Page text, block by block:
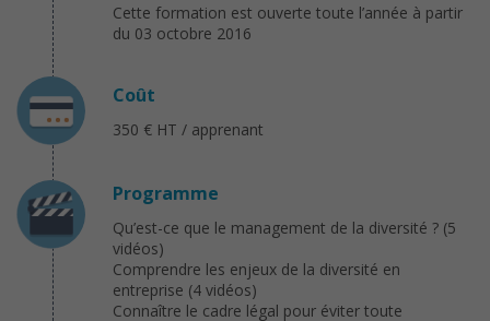
Cette formation est ouverte toute l’année à partir
du 03 octobre 2016
Coût
350 € HT / apprenant
Programme
Qu’est-ce que le management de la diversité ? (5
vidéos)
Comprendre les enjeux de la diversité en
entreprise (4 vidéos)
Connaître le cadre légal pour éviter toute